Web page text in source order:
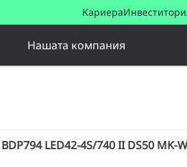
КариераИнвеститори
Нашата компания
BDP794 LED42-4S/740 II DS50 MK-